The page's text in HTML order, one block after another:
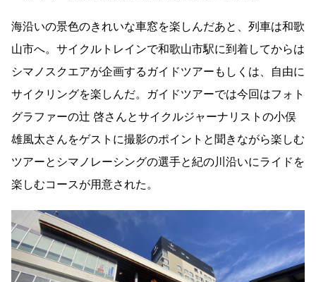
海沿いの景色のきれいな車窓を楽しんだあと、列車は和歌
山市へ。サイクルトレインで和歌山市駅に到着してからは
シマノスクエアが企画するガイドツアーもしくは、自由に
サイクリングを楽しんだ。ガイドツアーでは今回はフォト
グラファーの辻 啓さんとサイクルジャーナリストの小俣
雄風太さんをゲストに撮影のポイントと聞きながら楽しむ
ツアーとシマノレーシングの選手と紀の川沿いにライドを
楽しむコースが用意された。